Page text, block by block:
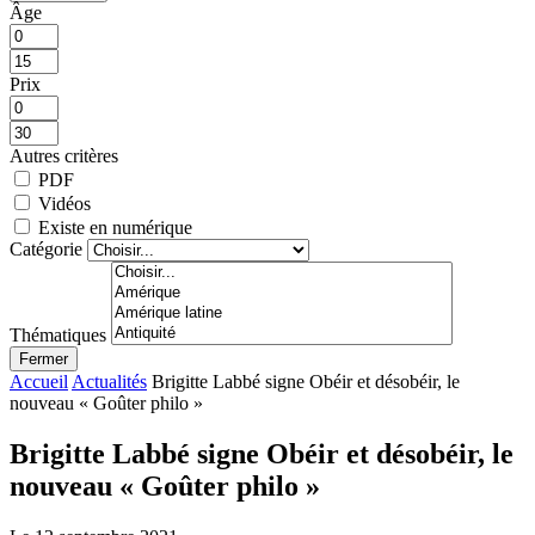
Âge
Prix
Autres critères
PDF
Vidéos
Existe en numérique
Catégorie
Thématiques
Fermer
Accueil Actualités Brigitte Labbé signe Obéir et désobéir, le
nouveau « Goûter philo »
Brigitte Labbé signe Obéir et désobéir, le
nouveau « Goûter philo »